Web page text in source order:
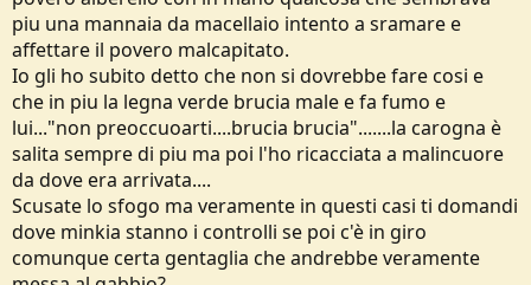
piu una mannaia da macellaio intento a sramare e
affettare il povero malcapitato.
Io gli ho subito detto che non si dovrebbe fare cosi e
che in piu la legna verde brucia male e fa fumo e
lui..."non preoccuoarti....brucia brucia".......la carogna è
salita sempre di piu ma poi l'ho ricacciata a malincuore
da dove era arrivata....
Scusate lo sfogo ma veramente in questi casi ti domandi
dove minkia stanno i controlli se poi c'è in giro
comunque certa gentaglia che andrebbe veramente